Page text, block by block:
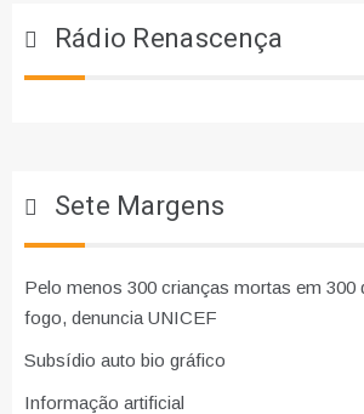
Rádio Renascença
Sete Margens
Pelo menos 300 crianças mortas em 300
fogo, denuncia UNICEF
Subsídio auto bio gráfico
Informação artificial